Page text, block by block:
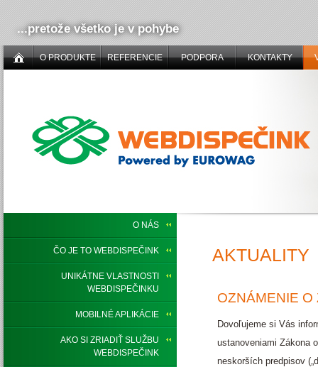
...pretože všetko je v pohybe
O PRODUKTE REFERENCIE PODPORA KONTAKTY
O NÁS
ČO JE TO WEBDISPEČINK
UNIKÁTNE VLASTNOSTI
WEBDISPEČINKU
MOBILNÉ APLIKÁCIE
AKO SI ZRIADIŤ SLUŽBU
WEBDISPEČINK
AKTUALITY
OZNÁMENIE
Dovoľujeme si Vás
ustanoveniami Zákona
neskorších predpisov